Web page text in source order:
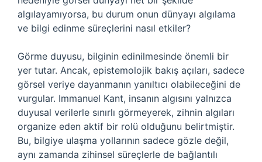
algılayamıyorsa, bu durum onun dünyayı algılama
ve bilgi edinme süreçlerini nasıl etkiler?
Görme duyusu, bilginin edinilmesinde önemli bir
yer tutar. Ancak, epistemolojik bakış açıları, sadece
görsel veriye dayanmanın yanıltıcı olabileceğini de
vurgular. Immanuel Kant, insanın algısını yalnızca
duyusal verilerle sınırlı görmeyerek, zihnin algıları
organize eden aktif bir rolü olduğunu belirtmiştir.
Bu, bilgiye ulaşma yollarının sadece gözle değil,
aynı zamanda zihinsel süreçlerle de bağlantılı